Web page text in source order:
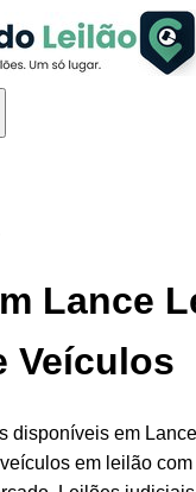
Lance
Veículos
disponíveis em
em leilão